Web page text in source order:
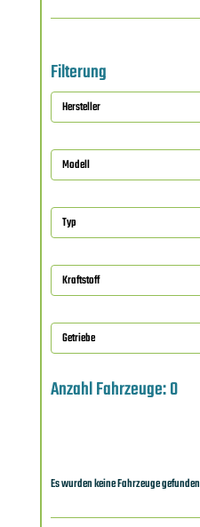
Anzahl Fahrzeuge:0
Es wurden keine Fahrzeuge gefunden
Filterung
Hersteller
Modell
Typ
Kraftstoff
Getriebe